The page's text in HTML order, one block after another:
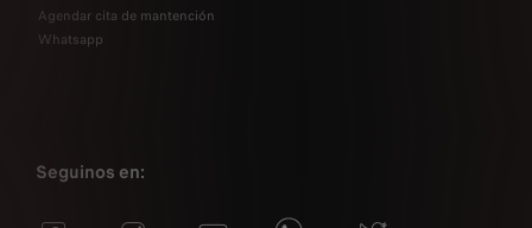
Agendar cita de mantención
Whatsapp
Seguinos en: